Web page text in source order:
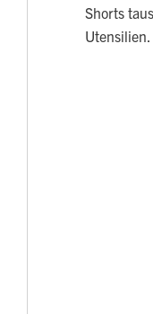
Shorts
Utensilien.